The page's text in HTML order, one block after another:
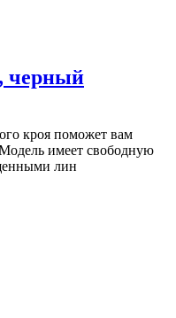
черный
кроя поможет вам
имеет свободную
лин